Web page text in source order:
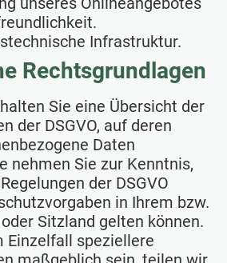
Infrastruktur.
Rechtsgrundlagen
Sie eine Übersicht der
der DSGVO, auf deren
Daten
nehmen Sie zur Kenntnis,
der DSGVO
in Ihrem bzw.
Sitzland gelten können.
Einzelfall speziellere